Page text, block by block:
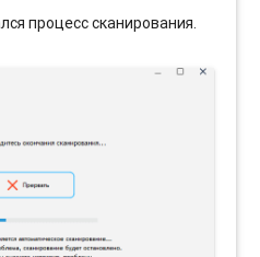
процесс сканирования.